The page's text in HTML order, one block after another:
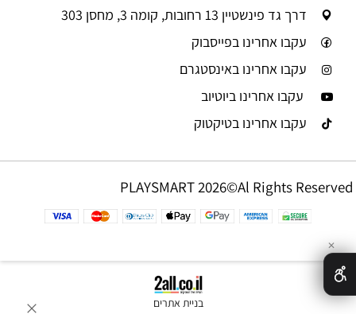
דרך גד פינשטיין 13 רחובות, קומה 3, מחסן 303
עקבו אחרינו בפייסבוק
עקבו אחרינו באינסטגרם
עקבו אחרינו ביוטיוב
עקבו אחרינו בטיקטוק
PLAYSMART 2026©Al Rights Reserved
בניית אתרים
✕